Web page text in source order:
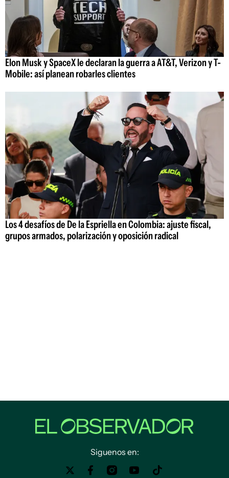
Elon Musk y SpaceX le declaran la guerra a AT&T, Verizon y T-
Mobile: así planean robarles clientes
Los 4 desafíos de De la Espriella en Colombia: ajuste fiscal,
grupos armados, polarización y oposición radical
Siguenos en: